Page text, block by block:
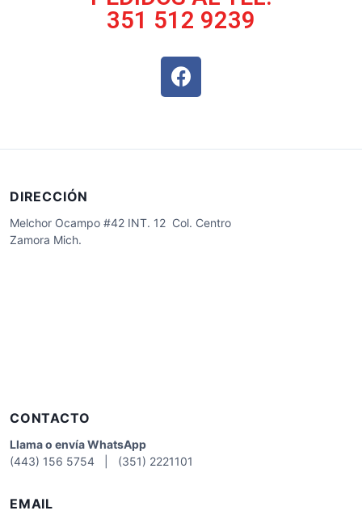
351 512 9239
DIRECCIÓN
Melchor Ocampo #42 INT. 12 Col. Centro
Zamora Mich.
CONTACTO
Llama o envía WhatsApp
(443) 156 5754 | (351) 2221101
EMAIL